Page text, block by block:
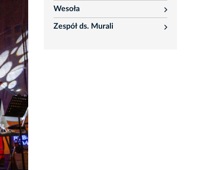
Wesoła
rozwiń
Zespół ds. Murali
rozwiń